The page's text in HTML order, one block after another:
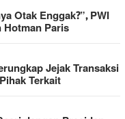
Otak Enggak?”, PWI
Hotman Paris
Jejak Transaksi
Terkait